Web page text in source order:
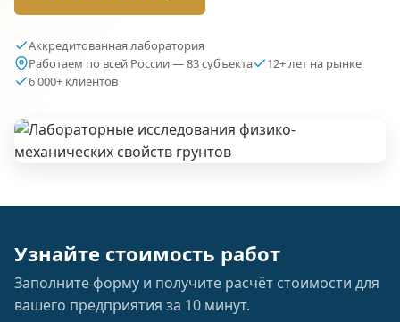
Аккредитованная лаборатория
Работаем по всей России — 83 субъекта
12+ лет на рынке
6 000+ клиентов
Узнайте стоимость работ
Заполните форму и получите расчёт стоимости для
вашего предприятия за 10 минут.